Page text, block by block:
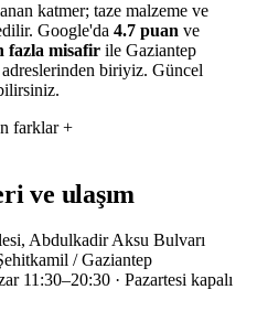
katmer; taze malzeme ve
Google'da 4.7 puan ve
fazla misafir ile Gaziantep
biriyiz. Güncel
farklar+
ve ulaşım
Abdulkadir Aksu Bulvarı
/ Gaziantep
11:30–20:30 · Pazartesi kapalı